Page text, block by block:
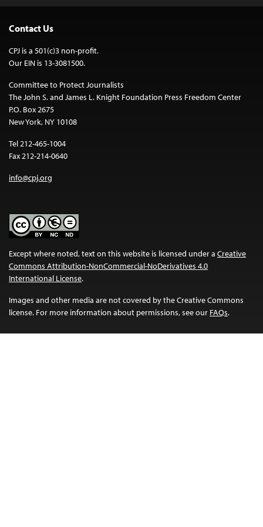
Contact Us
CPJ is a 501(c)3 non-profit.
Our EIN is 13-3081500.
Committee to Protect Journalists
The John S. and James L. Knight Foundation Press Freedom Center
P.O. Box 2675
New York, NY 10108
Tel 212-465-1004
Fax 212-214-0640
info@cpj.org
Except where noted, text on this website is licensed under a Creative
Commons Attribution-NonCommercial-NoDerivatives 4.0
International License.
Images and other media are not covered by the Creative Commons
license. For more information about permissions, see our FAQs.